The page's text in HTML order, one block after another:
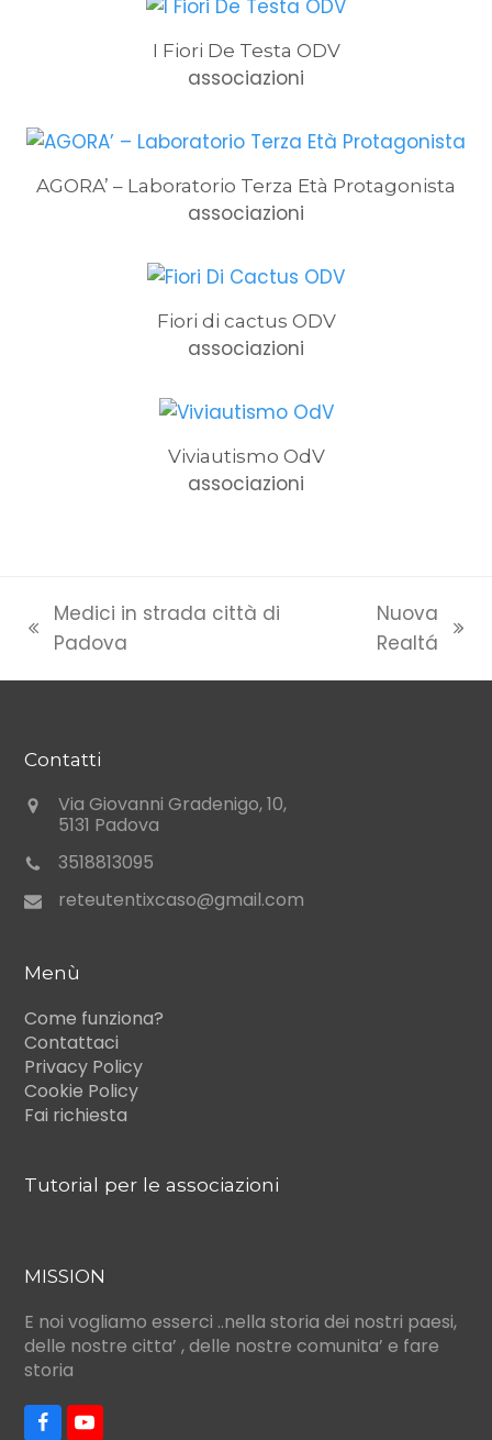
I Fiori De Testa ODV
associazioni
AGORA’ – Laboratorio Terza Età Protagonista
associazioni
Fiori di cactus ODV
associazioni
Viviautismo OdV
associazioni
previous
Medici in strada città di
Padova
Nuova
Realtá
Contatti
Via Giovanni Gradenigo, 10,
5131 Padova
3518813095
reteutentixcaso@gmail.com
Menù
Come funziona?
Contattaci
Privacy Policy
Cookie Policy
Fai richiesta
Tutorial per le associazioni
MISSION
E noi vogliamo esserci ..nella storia dei nostri paesi,
delle nostre citta’ , delle nostre comunita’ e fare
storia
F Y